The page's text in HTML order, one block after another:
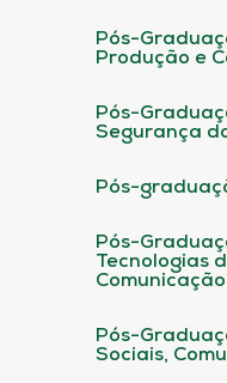
Pós-
Produção e
Pós-
Segurança
Pós-
Pós-
Tecnologias
Comunicação
Pós-
Sociais,